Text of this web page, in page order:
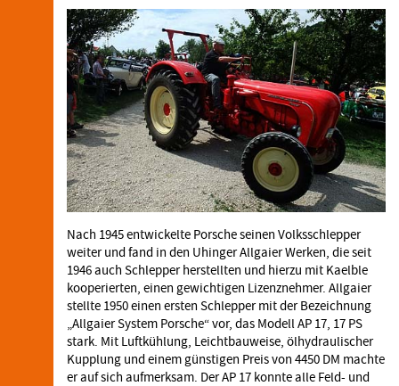
Nach 1945 entwickelte Porsche seinen Volksschlepper
weiter und fand in den Uhinger Allgaier Werken, die seit
1946 auch Schlepper herstellten und hierzu mit Kaelble
kooperierten, einen gewichtigen Lizenznehmer. Allgaier
stellte 1950 einen ersten Schlepper mit der Bezeichnung
„Allgaier System Porsche“ vor, das Modell AP 17, 17 PS
stark. Mit Luftkühlung, Leichtbauweise, ölhydraulischer
Kupplung und einem günstigen Preis von 4450 DM machte
er auf sich aufmerksam. Der AP 17 konnte alle Feld- und